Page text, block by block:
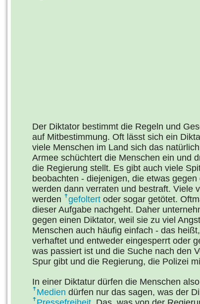
Der Diktator bestimmt die Regeln und
auf Mitbestimmung. Oft lässt sich ein
viele Menschen im Land sich das
Armee schüchtert die Menschen ein und
die Regierung stellt. Es gibt auch viele
beobachten - diejenigen, die etwas
werden dann verraten und bestraft. Viele
werden
gefoltert oder sogar getötet.
dieser Aufgabe nachgeht. Daher
gegen einen Diktator, weil sie zu viel
Menschen auch häufig einfach - das
verhaftet und entweder eingesperrt oder
was passiert ist und die Suche nach den
Spur gibt und die Regierung, die Polizei
In einer Diktatur dürfen die Menschen
Medien dürfen nur das sagen, was der